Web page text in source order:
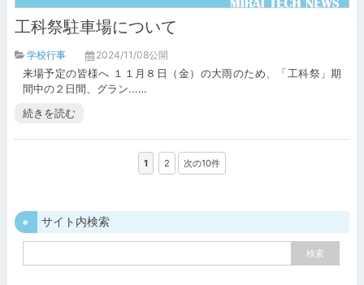
工科祭駐車場について
学校行事
2024/11/08公開
来場予定の皆様へ １１月８日（金）の大雨のため、「工科祭」期
間中の２日間、グラン...…
続きを読む
1 2 次の10件
サイト内検索